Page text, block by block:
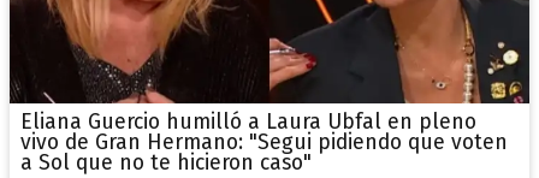
Eliana Guercio humilló a Laura Ubfal en pleno
vivo de Gran Hermano: "Segui pidiendo que voten
a Sol que no te hicieron caso"